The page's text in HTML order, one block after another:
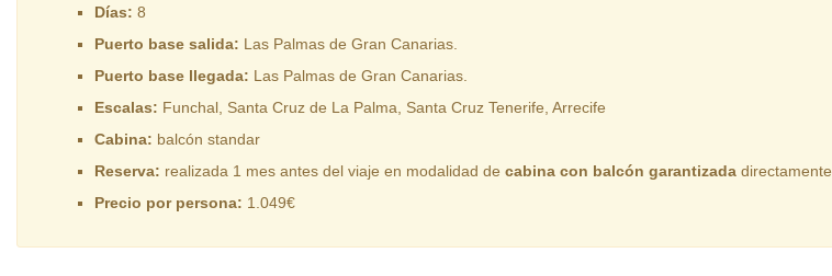
Días: 8
Puerto base salida: Las Palmas de Gran Canarias.
Puerto base llegada: Las Palmas de Gran Canarias.
Escalas: Funchal, Santa Cruz de La Palma, Santa Cruz Tenerife, Arrecife
Cabina: balcón standar
Reserva: realizada 1 mes antes del viaje en modalidad de cabina con balcón garantizada
Precio por persona: 1.049€